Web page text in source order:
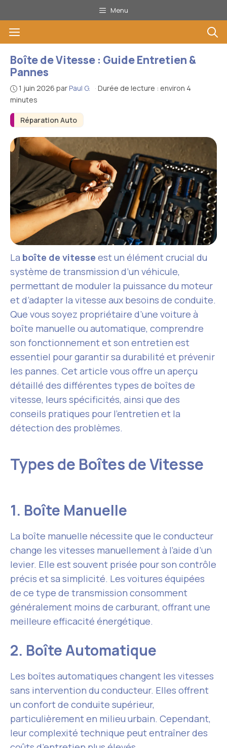
au
contenu
Menu
Menu
Réparation Auto
Boîte de Vitesse : Guide Entretien &
Pannes
1 juin 2026 par Paul G. · Durée de lecture : environ 4
minutes
La boîte de vitesse est un élément crucial du
système de transmission d’un véhicule,
permettant de moduler la puissance du moteur
et d’adapter la vitesse aux besoins de conduite.
Que vous soyez propriétaire d’une voiture à
boîte manuelle ou automatique, comprendre
son fonctionnement et son entretien est
essentiel pour garantir sa durabilité et prévenir
les pannes. Cet article vous offre un aperçu
détaillé des différentes types de boîtes de
vitesse, leurs spécificités, ainsi que des
conseils pratiques pour l’entretien et la
détection des problèmes.
Types de Boîtes de Vitesse
1. Boîte Manuelle
La boîte manuelle nécessite que le conducteur
change les vitesses manuellement à l’aide d’un
levier. Elle est souvent prisée pour son contrôle
précis et sa simplicité. Les voitures équipées
de ce type de transmission consomment
généralement moins de carburant, offrant une
meilleure efficacité énergétique.
2. Boîte Automatique
Les boîtes automatiques changent les vitesses
sans intervention du conducteur. Elles offrent
un confort de conduite supérieur,
particulièrement en milieu urbain. Cependant,
leur complexité technique peut entraîner des